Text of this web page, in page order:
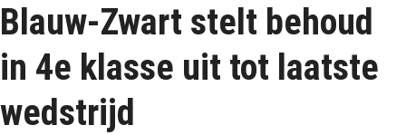
Blauw-Zwart stelt behoud
in 4e klasse uit tot laatste
wedstrijd